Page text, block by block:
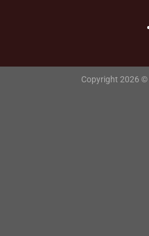
Copyright 2026 ©